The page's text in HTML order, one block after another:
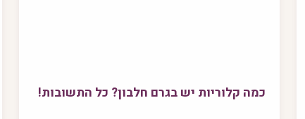
כמה קלוריות יש בגרם חלבון? כל התשובות!